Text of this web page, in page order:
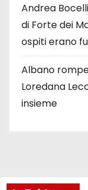
Andrea
di Forte dei
ospiti erano
Albano
Loredana
insieme